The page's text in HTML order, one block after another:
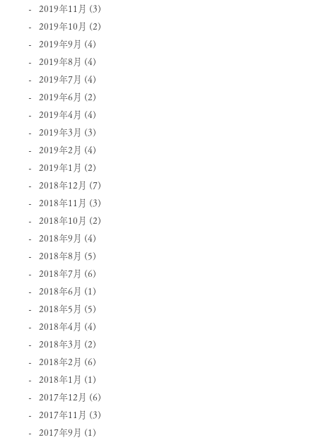
2019年11月 (3)
2019年10月 (2)
2019年9月 (4)
2019年8月 (4)
2019年7月 (4)
2019年6月 (2)
2019年4月 (4)
2019年3月 (3)
2019年2月 (4)
2019年1月 (2)
2018年12月 (7)
2018年11月 (3)
2018年10月 (2)
2018年9月 (4)
2018年8月 (5)
2018年7月 (6)
2018年6月 (1)
2018年5月 (5)
2018年4月 (4)
2018年3月 (2)
2018年2月 (6)
2018年1月 (1)
2017年12月 (6)
2017年11月 (3)
2017年9月 (1)